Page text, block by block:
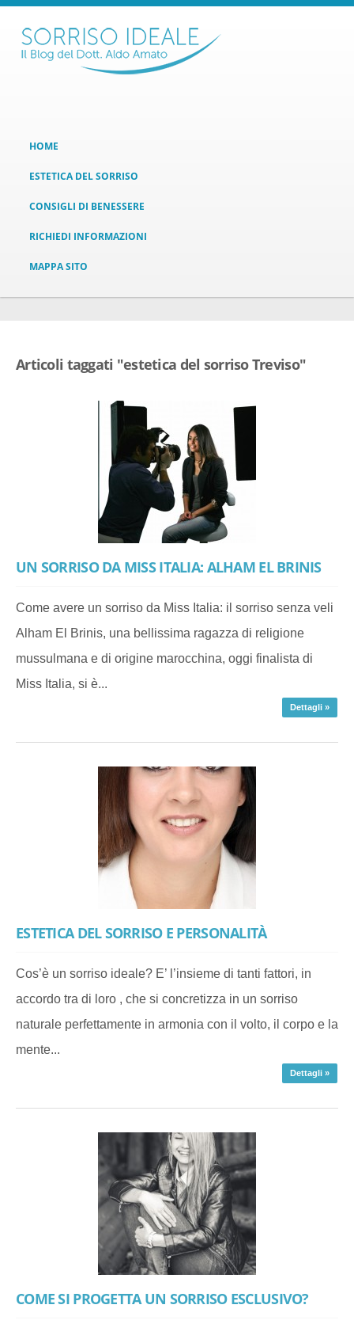
HOME
ESTETICA DEL SORRISO
CONSIGLI DI BENESSERE
RICHIEDI INFORMAZIONI
MAPPA SITO
Articoli taggati "estetica del sorriso Treviso"
UN SORRISO DA MISS ITALIA: ALHAM EL BRINIS
Come avere un sorriso da Miss Italia: il sorriso senza veli
Alham El Brinis, una bellissima ragazza di religione
mussulmana e di origine marocchina, oggi finalista di
Miss Italia, si è...
Dettagli »
ESTETICA DEL SORRISO E PERSONALITÀ
Cos’è un sorriso ideale? E’ l’insieme di tanti fattori, in
accordo tra di loro , che si concretizza in un sorriso
naturale perfettamente in armonia con il volto, il corpo e la
mente...
Dettagli »
COME SI PROGETTA UN SORRISO ESCLUSIVO?